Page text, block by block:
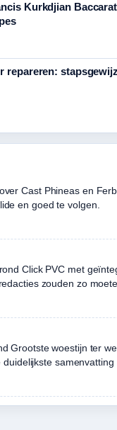
Kurkdjian
repareren:
Cast Phineas en
en goed te volgen.
Click PVC met
zouden zo
Grootste woestijn ter
samenvatting